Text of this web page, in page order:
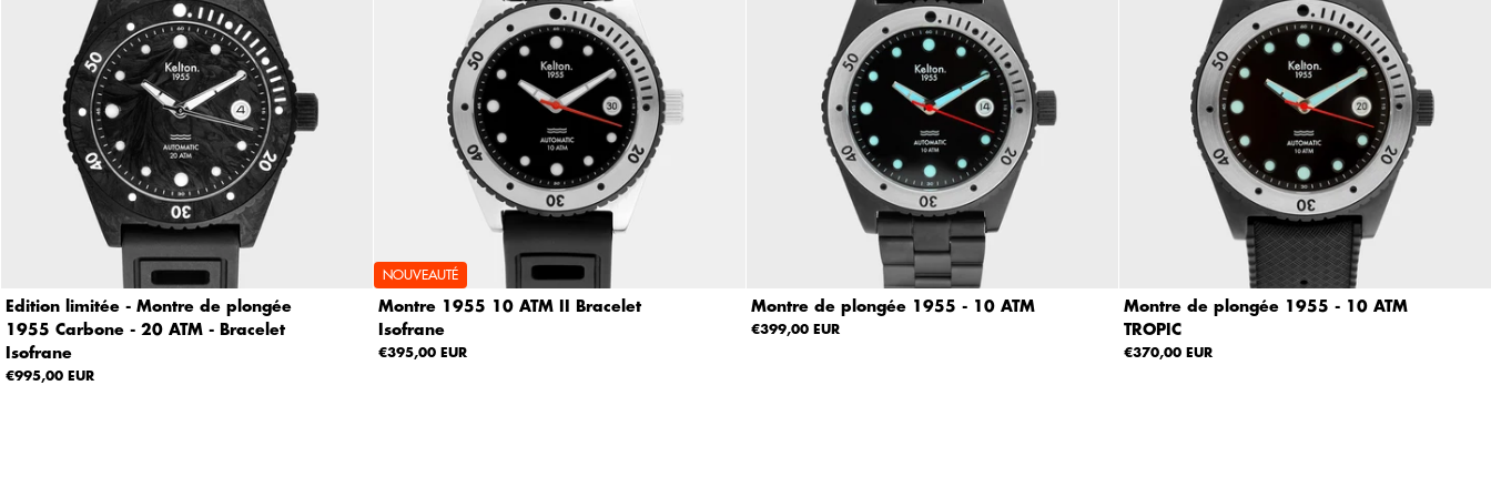
Edition limitée - Montre de plongée
1955 Carbone - 20 ATM - Bracelet
Isofrane
€995,00 EUR
NOUVEAUTÉ
Montre 1955 10 ATM II Bracelet
Isofrane
€395,00 EUR
Montre de plongée 1955 - 10 ATM
€399,00 EUR
Montre de plongée 1955 - 10 ATM
TROPIC
€370,00 EUR